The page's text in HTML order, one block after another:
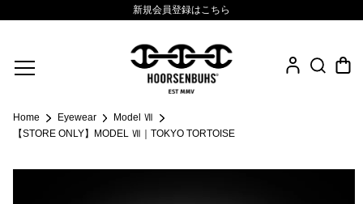
.925 Sterling
新規会員登録はこちら
Home Eyewear
Model Ⅶ
【STORE ONLY】MODEL Ⅶ｜TOKYO TORTOISE